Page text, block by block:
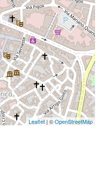
Leaflet | ©OpenStreetMap